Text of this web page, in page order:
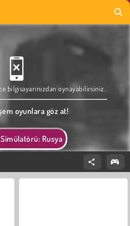
Rusya
bilgisayarınızdan oynayabilirsiniz.
oyunlara göz at!